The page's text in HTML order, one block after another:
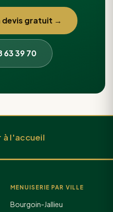
devis gratuit →
63 39 70
à l'accueil
MENUISERIE PAR VILLE
Bourgoin-Jallieu